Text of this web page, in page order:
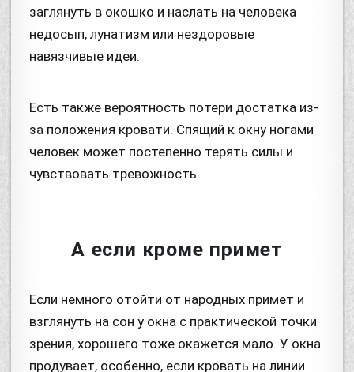
заглянуть в окошко и наслать на человека
недосып, лунатизм или нездоровые
навязчивые идеи.
Есть также вероятность потери достатка из-
за положения кровати. Спящий к окну ногами
человек может постепенно терять силы и
чувствовать тревожность.
А если кроме примет
Если немного отойти от народных примет и
взглянуть на сон у окна с практической точки
зрения, хорошего тоже окажется мало. У окна
продувает, особенно, если кровать на линии